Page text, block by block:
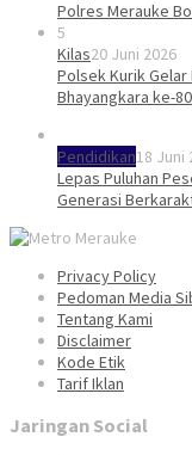
Polres Merauke
5
Kilas20 Juni 2026
Polsek Kurik Gelar
Bhayangkara ke-80
Pendidikan18 Juni
Lepas Puluhan
Generasi
Privacy Policy
Pedoman Media
Tentang Kami
Disclaimer
Kode Etik
Tarif Iklan
Jaringan Social